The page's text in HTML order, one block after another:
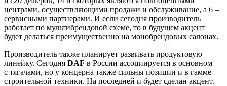
центрами, осуществляющими продажи и обслуживание, а 6 –
сервисными партнерами. И если сегодня производитель
работает по мультибрендовой схеме, то в будущем акцент
будет делаться преимущественно на монобрендовых салонах.
Производитель также планирует развивать продуктовую
линейку. Сегодня DAF в России ассоциируется в основном
с тягачами, но у концерна также сильны позиции и в гамме
строительной техники. На последней и будет сделан акцент.